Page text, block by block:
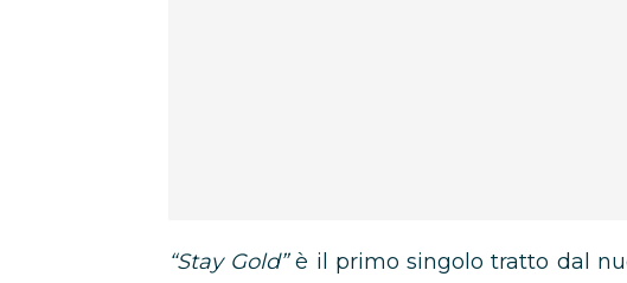
“Stay Gold”è il primo singolo tratto dal